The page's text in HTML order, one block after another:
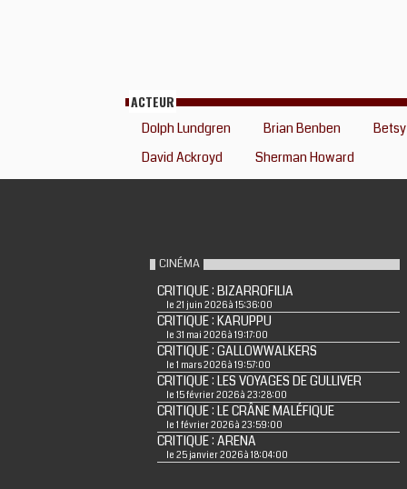
ACTEUR
Dolph Lundgren Brian Benben
David Ackroyd
Sherman Howard
CINÉMA
CRITIQUE : BIZARROFILIA
le 21 juin 2026 à 15:36:00
CRITIQUE : KARUPPU
le 31 mai 2026 à 19:17:00
CRITIQUE : GALLOWWALKERS
le 1 mars 2026 à 19:57:00
CRITIQUE : LES VOYAGES DE GULLIVER
le 15 février 2026 à 23:28:00
CRITIQUE : LE CRÂNE MALÉFIQUE
le 1 février 2026 à 23:59:00
CRITIQUE : ARENA
le 25 janvier 2026 à 18:04:00